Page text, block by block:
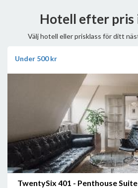
Hotell efter pris
Välj hotell eller prisklass för ditt
Under 500 kr
TwentySix 401 - Penthouse Suite